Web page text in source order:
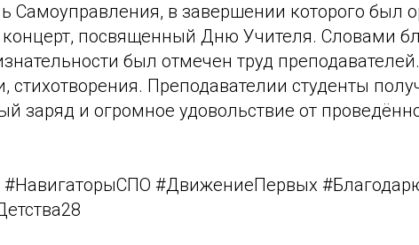
Самоуправления, в завершении которого был
посвященный Дню Учителя. Словами
был отмечен труд
стихотворения. Преподавателии студенты
заряд и огромное удовольствие от
#НавигаторыСПО #ДвижениеПервых